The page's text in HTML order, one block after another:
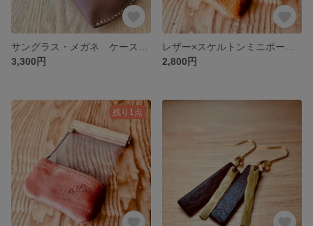
3,300円
2,800円
残り1点